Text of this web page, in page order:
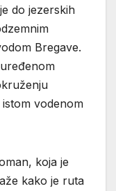
do jezerskih
Bregave.
vodenom
koja je
kako je ruta